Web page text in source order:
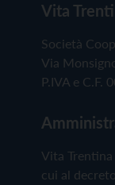
Vita
Società
Via
P.IVA e C.F.
Vita
cui al